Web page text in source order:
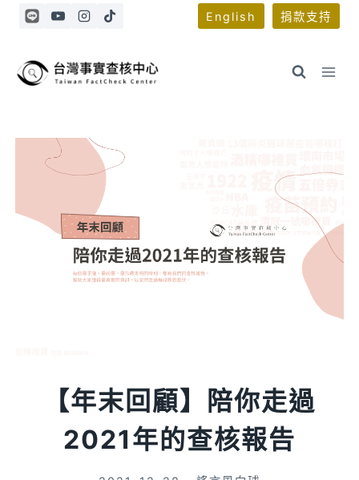
Skip
English 捐款支持
【年末回顧】陪你走過
2021年的查核報告